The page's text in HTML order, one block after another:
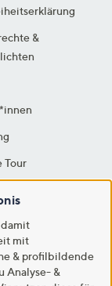
&
Tour
damit
mit
& profilbildende
Analyse- &